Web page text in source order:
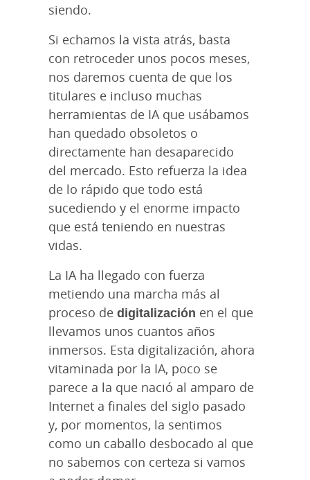
siendo.
Si echamos la vista atrás, basta
con retroceder unos pocos meses,
nos daremos cuenta de que los
titulares e incluso muchas
herramientas de IA que usábamos
han quedado obsoletos o
directamente han desaparecido
del mercado. Esto refuerza la idea
de lo rápido que todo está
sucediendo y el enorme impacto
que está teniendo en nuestras
vidas.
La IA ha llegado con fuerza
metiendo una marcha más al
proceso de digitalización en el que
llevamos unos cuantos años
inmersos. Esta digitalización, ahora
vitaminada por la IA, poco se
parece a la que nació al amparo de
Internet a finales del siglo pasado
y, por momentos, la sentimos
como un caballo desbocado al que
no sabemos con certeza si vamos